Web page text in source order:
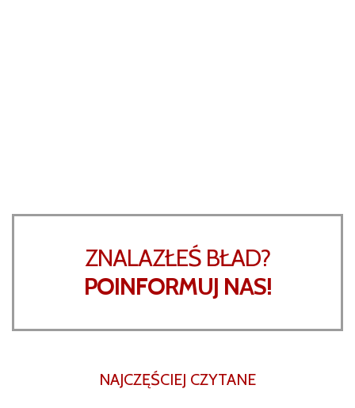
ZNALAZŁEŚ BŁAD?
POINFORMUJ NAS!
NAJCZĘŚCIEJ CZYTANE